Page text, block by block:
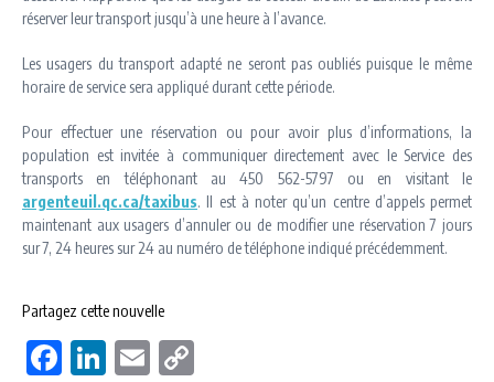
réserver leur transport jusqu’à une heure à l’avance.
Les usagers du transport adapté ne seront pas oubliés puisque le même
horaire de service sera appliqué durant cette période.
Pour effectuer une réservation ou pour avoir plus d’informations, la
population est invitée à communiquer directement avec le Service des
transports en téléphonant au 450 562-5797 ou en visitant le
argenteuil.qc.ca/taxibus. Il est à noter qu’un centre d’appels permet
maintenant aux usagers d’annuler ou de modifier une réservation 7 jours
sur 7, 24 heures sur 24 au numéro de téléphone indiqué précédemment.
Partagez cette nouvelle
Facebook
LinkedIn
Email